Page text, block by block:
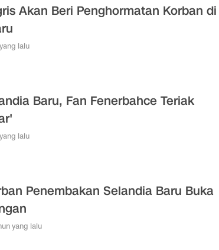
Akan Beri Penghormatan Korban di
lalu
Baru, Fan Fenerbahce Teriak
lalu
Penembakan Selandia Baru Buka
yang lalu